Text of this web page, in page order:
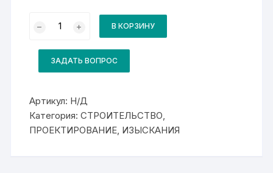
товара
курса
БС-14:
Безопасность
качество
устройства
промышленных
печей
и
В КОРЗИНУ
ЗАДАТЬ ВОПРОС
Артикул: Н/Д
Категория:СТРОИТЕЛЬСТВО,
ПРОЕКТИРОВАНИЕ, ИЗЫСКАНИЯ